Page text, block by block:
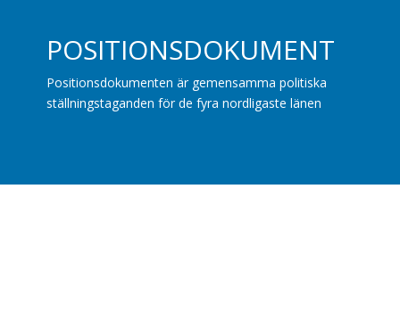
POSITIONSDOKUMENT
Positionsdokumenten är gemensamma politiska
ställningstaganden för de fyra nordligaste länen